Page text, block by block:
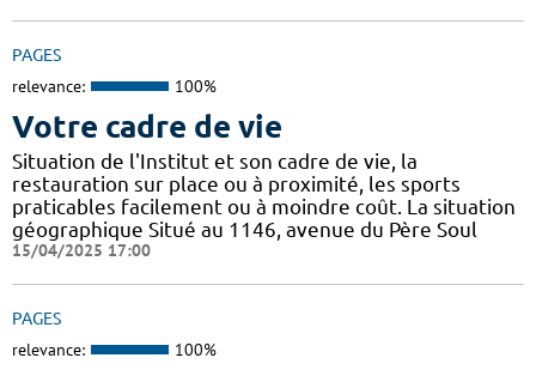
PAGES
relevance: 100%
Votre cadre de vie
Situation de l'Institut et son cadre de vie, la
restauration sur place ou à proximité, les sports
praticables facilement ou à moindre coût. La situation
géographique Situé au 1146, avenue du Père Soul
15/04/2025 17:00
PAGES
relevance: 100%